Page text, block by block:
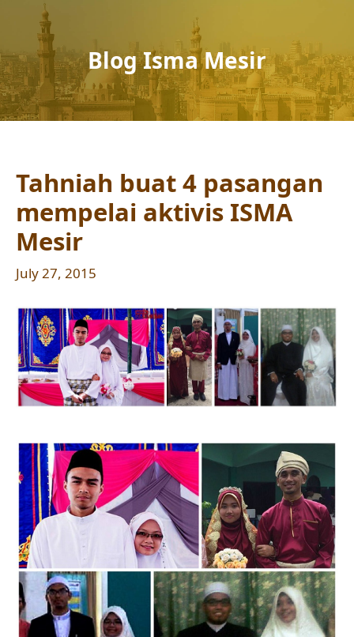
Blog Isma Mesir
Tahniah buat 4 pasangan
mempelai aktivis ISMA
Mesir
July 27, 2015